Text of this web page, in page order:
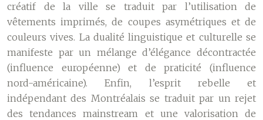
créatif de la ville se traduit par l’utilisation de
vêtements imprimés, de coupes asymétriques et de
couleurs vives. La dualité linguistique et culturelle se
manifeste par un mélange d’élégance décontractée
(influence européenne) et de praticité (influence
nord-américaine). Enfin, l’esprit rebelle et
indépendant des Montréalais se traduit par un rejet
des tendances mainstream et une valorisation de